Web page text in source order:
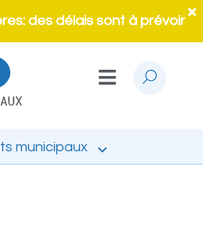
des délais sont à prévoir
municipaux